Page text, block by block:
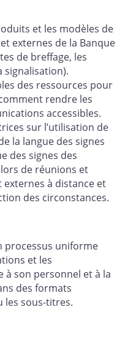
et les modèles de
externes de la Banque
de breffage, les
signalisation).
des ressources pour
rendre les
accessibles.
sur l’utilisation de
la langue des signes
des signes des
de réunions et
externes à distance et
des circonstances.
processus uniforme
et les
à son personnel et à la
des formats
les sous-titres.